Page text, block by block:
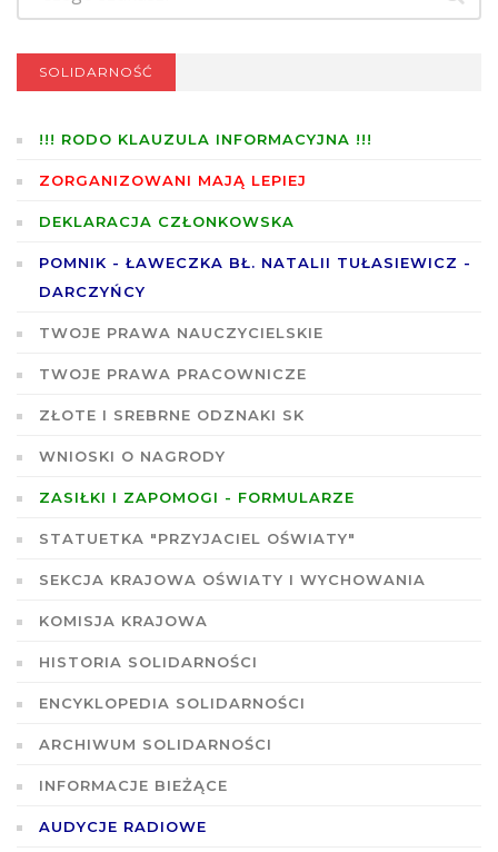
SOLIDARNOŚĆ
!!! RODO KLAUZULA INFORMACYJNA !!!
ZORGANIZOWANI MAJĄ LEPIEJ
DEKLARACJA CZŁONKOWSKA
POMNIK - ŁAWECZKA BŁ. NATALII TUŁASIEWICZ -
DARCZYŃCY
TWOJE PRAWA NAUCZYCIELSKIE
TWOJE PRAWA PRACOWNICZE
ZŁOTE I SREBRNE ODZNAKI SK
WNIOSKI O NAGRODY
ZASIŁKI I ZAPOMOGI - FORMULARZE
STATUETKA "PRZYJACIEL OŚWIATY"
SEKCJA KRAJOWA OŚWIATY I WYCHOWANIA
KOMISJA KRAJOWA
HISTORIA SOLIDARNOŚCI
ENCYKLOPEDIA SOLIDARNOŚCI
ARCHIWUM SOLIDARNOŚCI
INFORMACJE BIEŻĄCE
AUDYCJE RADIOWE